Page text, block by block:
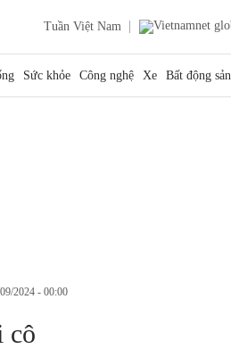
Tuần Việt Nam
Sức khỏe Công nghệ Xe Bất động sản
09/2024 - 00:00
cô